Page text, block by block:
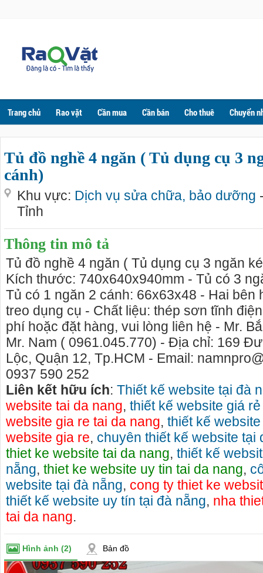
Trang chủ Rao vặt Cần mua Cần bán Cho thuê Chuyển
Tủ đồ nghề 4 ngăn ( Tủ dụng cụ 3
cánh)
Khu vực: Dịch vụ sửa chữa, bảo dưỡng
Tỉnh
Thông tin mô tả
Tủ đồ nghề 4 ngăn ( Tủ dụng cụ 3 ngăn
Kích thước: 740x640x940mm - Tủ có 3
Tủ có 1 ngăn 2 cánh: 66x63x48 - Hai bên
treo dụng cụ - Chất liệu: thép sơn tĩnh
phí hoặc đặt hàng, vui lòng liên hệ - Mr.
Mr. Nam ( 0961.045.770) - Địa chỉ: 169
Lộc, Quận 12, Tp.HCM - Email:
0937 590 252
Liên kết hữu ích: Thiết kế website tại đà
website tai da nang, thiết kế website giá
website gia re tai da nang, thiết kế
website gia re, chuyên thiết kế website tại
thiet ke website tai da nang, thiết kế
nẵng, thiet ke website uy tin tai da nang,
website tại đà nẵng, cong ty thiet ke
thiết kế website uy tín tại đà nẵng, nha
tai da nang.
Hình ảnh (2) Bản đồ
cho thue
phú yên
thuê xe
Cho thuê nhà nguyên căn Phú Yên, chuyên cho
thuê nhà nguyên căn tại Phú Yên
Chúng tôi hiên đang cho thuê nhà nguyên căn
tại Tuy Hòa - Phú Yên.